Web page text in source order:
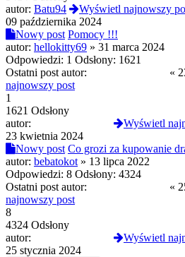
autor: Batu94
Wyświetl najnowszy
09 października 2024
Nowy post Pomocy !!!
autor: hellokitty69 » 31 marca 2024
Odpowiedzi: 1 Odsłony: 1621
Ostatni post autor:
«
najnowszy post
1
1621 Odsłony
autor:
Wyświetl
23 kwietnia 2024
Nowy post Co grozi za kupowanie
autor: bebatokot » 13 lipca 2022
Odpowiedzi: 8 Odsłony: 4324
Ostatni post autor:
«
najnowszy post
8
4324 Odsłony
autor:
Wyświetl
25 stycznia 2024